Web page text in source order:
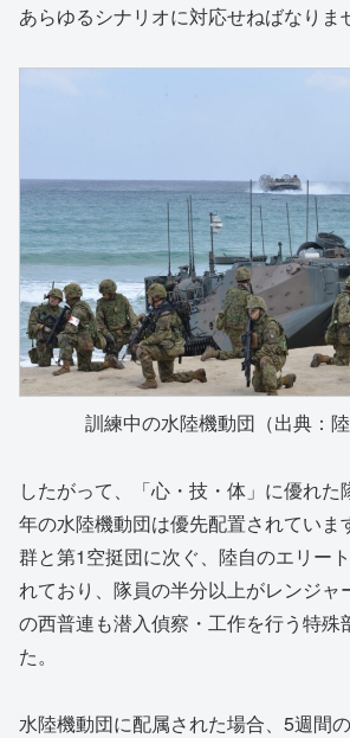
あらゆるシナリオに対応せねばなりま
訓練中の水陸機動団（出典：陸
したがって、「心・技・体」に優れた
年の水陸機動団は優先配置されていま
群と第1空挺団に次ぐ、陸自のエリー
れており、隊員の半分以上がレンジャ
の西普連も潜入偵察・工作を行う特殊
た。
水陸機動団に配属された場合、5週間